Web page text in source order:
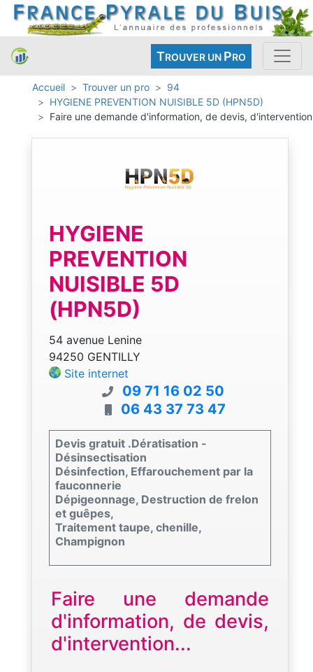
TROUVER UN PRO
Accueil Trouver un pro
94
HYGIENE PREVENTION NUISIBLE 5D (HPN5D)
Faire une demande d'information, de devis, d'intervention
HYGIENE
PREVENTION
NUISIBLE 5D
(HPN5D)
54 avenue Lenine
94250 GENTILLY
Site internet
09 71 16 02 50
06 43 37 73 47
Devis gratuit .Dératisation -
Désinsectisation
Désinfection, Effarouchement par la
fauconnerie
Dépigeonnage, Destruction de frelon
et guêpes,
Traitement taupe, chenille,
Champignon
Faire une demande
d'information, de devis,
d'intervention...